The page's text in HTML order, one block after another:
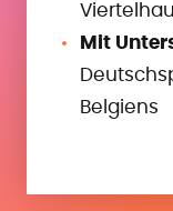
Mit
Belgiens